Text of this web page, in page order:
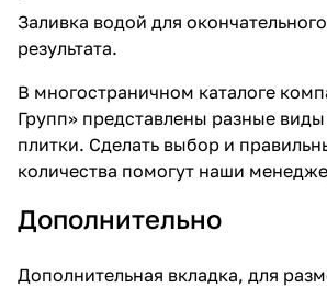
Заливка водой для
результата.
В многостраничном каталоге
Групп» представлены разные виды
плитки. Сделать выбор и
количества помогут наши
Дополнительно
Дополнительная вкладка, для